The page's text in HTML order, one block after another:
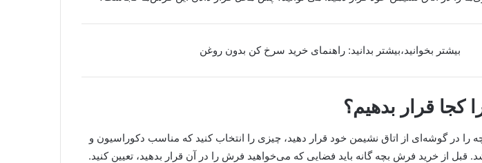
بیشتر بخوانید،بیشتر بدانید: راهنمای خرید سرخ کن بدون روغن
کجا قرار بدهیم؟
را در گوشه‌ای از اتاق نشیمن خود قرار دهید، چیزی را انتخاب کنید که مناسب دکوراسیون و
قبل از خرید فرش بچه گانه باید فضایی که می‌خواهید فرش را در آن قرار بدهید، تعیین کنید.